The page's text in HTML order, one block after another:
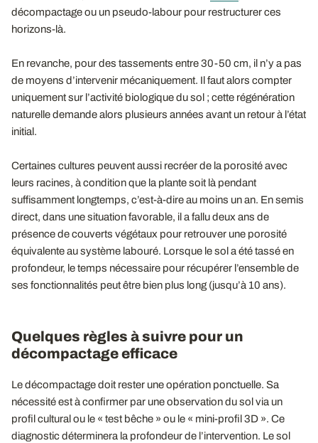
décompactage ou un pseudo-labour pour restructurer ces
horizons-là.
En revanche, pour des tassements entre 30-50 cm, il n’y a pas
de moyens d’intervenir mécaniquement. Il faut alors compter
uniquement sur l’activité biologique du sol ; cette régénération
naturelle demande alors plusieurs années avant un retour à l’état
initial.
Certaines cultures peuvent aussi recréer de la porosité avec
leurs racines, à condition que la plante soit là pendant
suffisamment longtemps, c’est-à-dire au moins un an. En semis
direct, dans une situation favorable, il a fallu deux ans de
présence de couverts végétaux pour retrouver une porosité
équivalente au système labouré. Lorsque le sol a été tassé en
profondeur, le temps nécessaire pour récupérer l’ensemble de
ses fonctionnalités peut être bien plus long (jusqu’à 10 ans).
Quelques règles à suivre pour un
décompactage efficace
Le décompactage doit rester une opération ponctuelle. Sa
nécessité est à confirmer par une observation du sol via un
profil cultural ou le « test bêche » ou le « mini-profil 3D ». Ce
diagnostic déterminera la profondeur de l’intervention. Le sol